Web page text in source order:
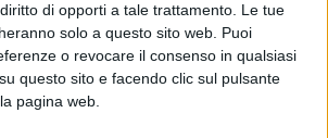
di opporti a tale trattamento. Le tue
solo a questo sito web. Puoi
o revocare il consenso in qualsiasi
questo sito e facendo clic sul pulsante
pagina web.